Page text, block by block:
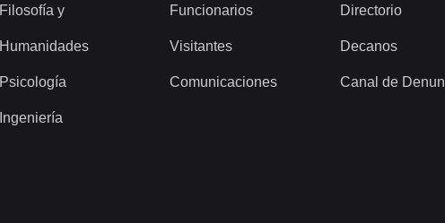
Filosofía y
Humanidades
Psicología
Ingeniería
Funcionarios
Visitantes
Comunicaciones
Directorio
Decanos
Canal de